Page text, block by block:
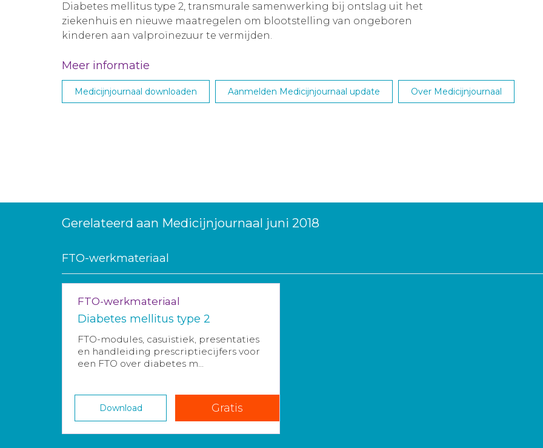
Diabetes mellitus type 2, transmurale samenwerking bij ontslag uit het
ziekenhuis en nieuwe maatregelen om blootstelling van ongeboren
kinderen aan valproïnezuur te vermijden.
Meer informatie
Medicijnjournaal downloaden Aanmelden Medicijnjournaal update Over Medicijnjournaal
Gerelateerd aan Medicijnjournaal juni 2018
FTO-werkmateriaal
FTO-werkmateriaal
Diabetes mellitus type 2
FTO-modules, casuïstiek, presentaties
en handleiding prescriptiecijfers voor
een FTO over diabetes m...
Download Gratis